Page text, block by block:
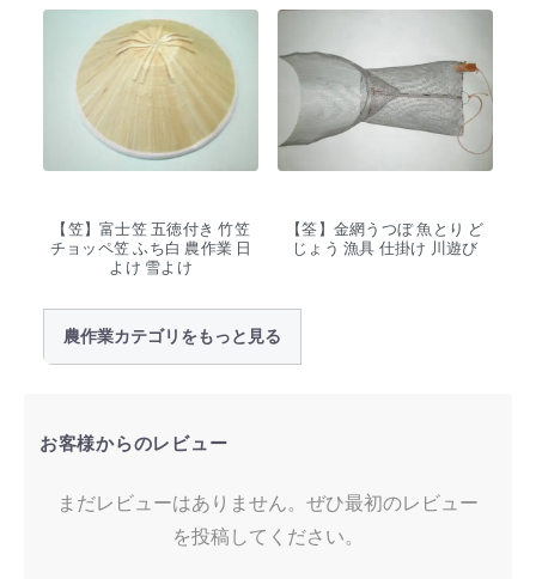
【笠】富士笠 五徳付き 竹笠
チョッペ笠 ふち白 農作業 日
よけ 雪よけ
【筌】金網うつぼ 魚とり ど
じょう 漁具 仕掛け 川遊び
農作業カテゴリをもっと見る
お客様からのレビュー
まだレビューはありません。ぜひ最初のレビュー
を投稿してください。